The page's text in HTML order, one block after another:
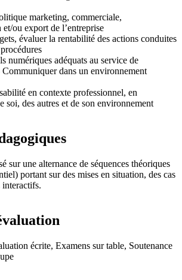
marketing, commerciale,
ou export de l’entreprise
évaluer la rentabilité des actions conduites
numériques adéquats au service de
Communiquer dans un environnement
en contexte professionnel, en
soi, des autres et de son environnement
sur une alternance de séquences théoriques
portant sur des mises en situation, des cas
interactifs.
écrite, Examens sur table, Soutenance